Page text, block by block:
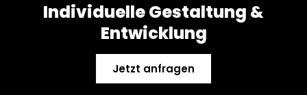
Individuelle Gestaltung &
Entwicklung
Jetzt anfragen